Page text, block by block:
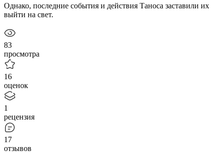
Однако, последние события и действия Таноса заставили их
выйти на свет.
83
просмотра
16
оценок
1
рецензия
17
отзывов